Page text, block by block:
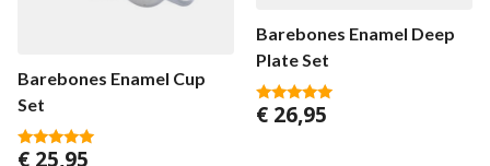
Barebones Enamel Cup
Set
5.00
€ 25,95
Barebones Enamel Deep
Plate Set
5.00
van 5
€ 26,95